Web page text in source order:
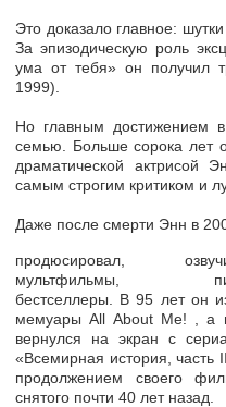
Это доказало главное:
За эпизодическую роль
ума от тебя» он получил
1999).
Но главным достижением
семью. Больше сорока лет
драматической
самым строгим критиком и
Даже после смерти Энн в
продюсировал,
мультфильмы,
бестселлеры. В 95 лет он
мемуары All About Me! , а
вернулся на экран с
«Всемирная история, часть
продолжением своего
снятого почти 40 лет назад.